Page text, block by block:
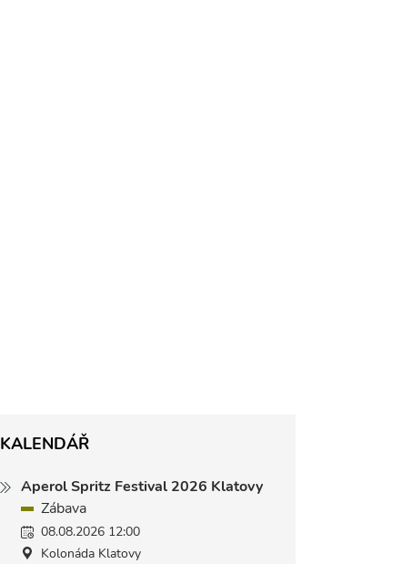
KALENDÁŘ
Aperol Spritz Festival 2026 Klatovy
Zábava
08.08.2026 12:00
Kolonáda Klatovy